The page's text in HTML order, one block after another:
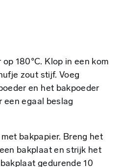
180°C. Klop in een kom
zout stijf. Voeg
en het bakpoeder
een egaal beslag
bakpapier. Breng het
bakplaat en strijk het
gedurende 10